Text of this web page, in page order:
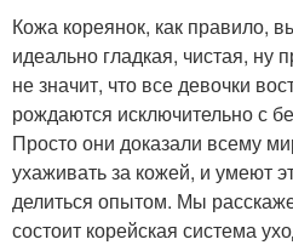
Кожа кореянок, как правило,
идеально гладкая, чистая,
не значит, что все девочки
рождаются исключительно с
Просто они доказали всему
ухаживать за кожей, и умеют
делиться опытом. Мы
состоит корейская система